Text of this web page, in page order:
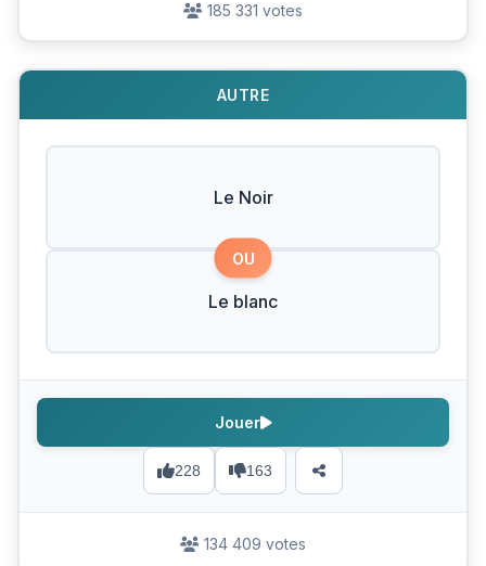
185 331 votes
AUTRE
Le Noir
OU
Le blanc
228 163
Jouer
134 409 votes